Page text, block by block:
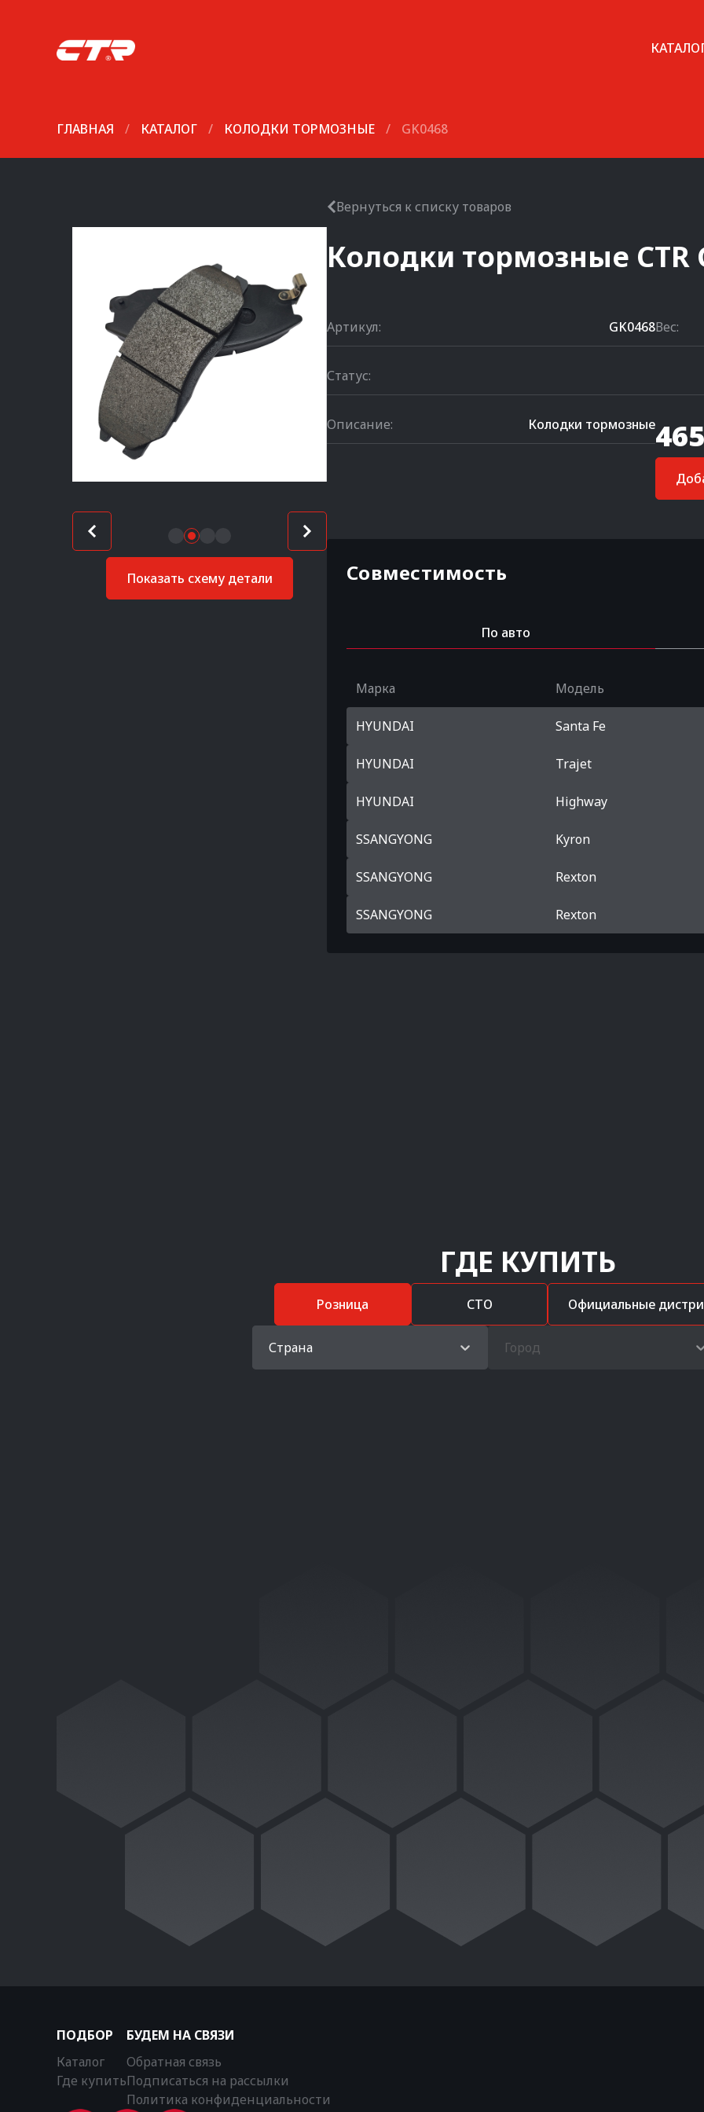
ГЛАВНАЯ / КАТАЛОГ / КОЛОДКИ ТОРМОЗНЫЕ / GK0468
Показать схему детали
Вернуться к списку товаров
Колодки тормозные CTR
Артикул: GK0468Вес:
Статус:
Описание: Колодки тормозные
Совместимость
По авто
Марка Модель
HYUNDAI Santa Fe
HYUNDAI Trajet
HYUNDAI Highway
SSANGYONG Kyron
SSANGYONG Rexton
SSANGYONG Rexton
ГДЕ КУПИТЬ
Розница СТО Официальные
Страна Город
ПОДБОР
Каталог
Где купить
БУДЕМ НА СВЯЗИ
Обратная связь
Подписаться на рассылки
Политика конфиденциальности